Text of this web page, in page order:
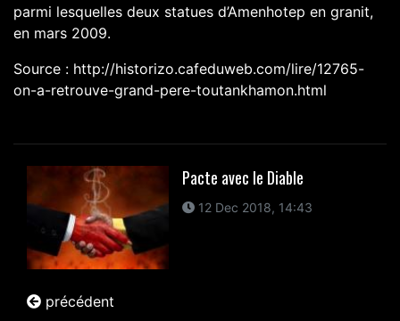
parmi lesquelles deux statues d’Amenhotep en granit,
en mars 2009.
Source : http://historizo.cafeduweb.com/lire/12765-
on-a-retrouve-grand-pere-toutankhamon.html
Pacte avec le Diable
12 Dec 2018, 14:43
précédent